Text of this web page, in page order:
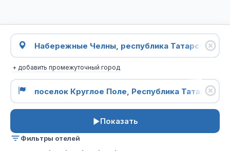
+ добавить промежуточный город
Показать
Фильтры отелей